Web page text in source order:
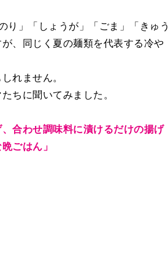
」「しょうが」「ごま」「きゅう
、同じく夏の麺類を代表する冷や
れません。
ちに聞いてみました。
合わせ調味料に漬けるだけの揚げ
ごはん」